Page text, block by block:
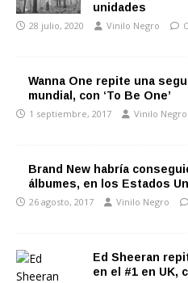
unidades
28 julio, 2020 Vinilo Negro
Wanna One repite una
mundial, con ‘To Be One’
1 septiembre, 2017 Vinilo Negro
Brand New habría
álbumes, en los Estados
26 agosto, 2017 Vinilo Negro
Ed Sheeran
en el #1 en UK,